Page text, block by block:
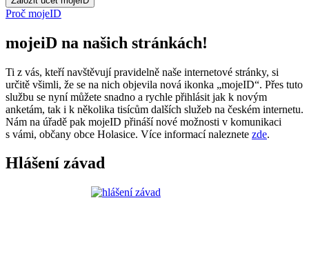
Proč mojeID
mojeiD na našich stránkách!
Ti z vás, kteří navštěvují pravidelně naše internetové stránky, si
určitě všimli, že se na nich objevila nová ikonka „mojeID“. Přes tuto
službu se nyní můžete snadno a rychle přihlásit jak k novým
anketám, tak i k několika tisícům dalších služeb na českém internetu.
Nám na úřadě pak mojeID přináší nové možnosti v komunikaci
s vámi, občany obce Holasice. Více informací naleznete zde.
Hlášení závad